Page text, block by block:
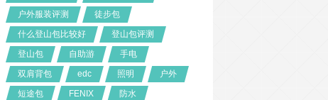
户外服装评测
徒步包
什么登山包比较好
登山包评测
登山包
自助游
手电
双肩背包
edc 照明
户外
短途包
FENIX
防水